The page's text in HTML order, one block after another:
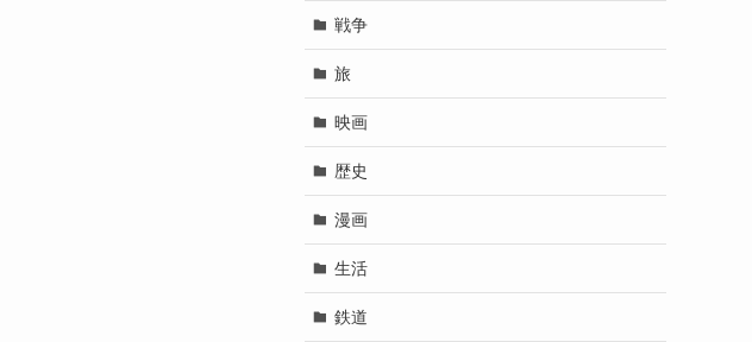
戦争
旅
映画
歴史
漫画
生活
鉄道